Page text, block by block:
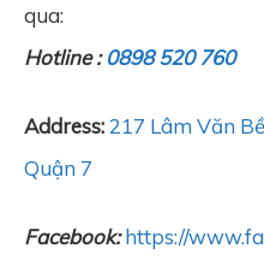
qua:
Hotline :0898 520 760
Address:217 Lâm Văn
Quận 7
Facebook: https://